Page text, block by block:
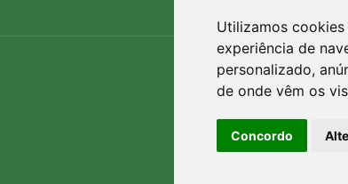
Utilizamos
experiência de
personalizado,
de onde vêm os
Concordo